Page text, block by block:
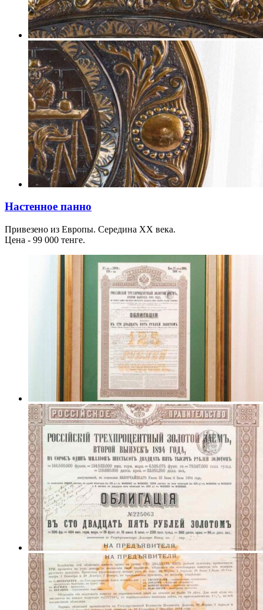
Настенное панно
Привезено из Европы. Середина XX века.
Цена - 99 000 тенге.